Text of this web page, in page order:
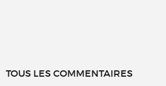
TOUS LES COMMENTAIRES